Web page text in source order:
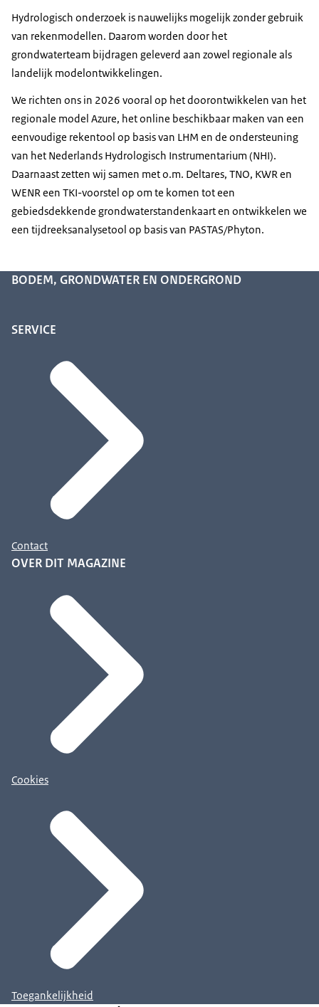
Hydrologisch onderzoek is nauwelijks mogelijk zonder gebruik
van rekenmodellen. Daarom worden door het
grondwaterteam bijdragen geleverd aan zowel regionale als
landelijk modelontwikkelingen.
We richten ons in 2026 vooral op het doorontwikkelen van het
regionale model Azure, het online beschikbaar maken van een
eenvoudige rekentool op basis van LHM en de ondersteuning
van het Nederlands Hydrologisch Instrumentarium (NHI).
Daarnaast zetten wij samen met o.m. Deltares, TNO, KWR en
WENR een TKI-voorstel op om te komen tot een
gebiedsdekkende grondwaterstandenkaart en ontwikkelen we
een tijdreeksanalysetool op basis van PASTAS/Phyton.
BODEM, GRONDWATER EN ONDERGROND
SERVICE
Contact
OVER DIT MAGAZINE
Cookies
Toegankelijkheid